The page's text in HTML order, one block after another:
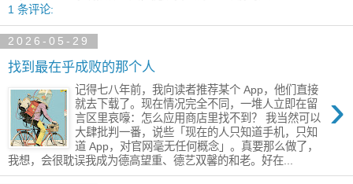
1 条评论:
2026-05-29
找到最在乎成败的那个人
›
记得七八年前，我向读者推荐某个 App，他们直接
就去下载了。现在情况完全不同，一堆人立即在留
言区里哀嚎：怎么应用商店里找不到？ 我当然可以
大肆批判一番，说些「现在的人只知道手机，只知
道 App，对官网毫无任何概念」。真要那么做了，
我想，会很耽误我成为德高望重、德艺双馨的和老。好在...